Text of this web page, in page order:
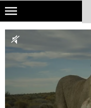
Skip
main
content
NATIONAL GEOGRAPHIC
TRAVELER
PODCASTY
Sklep